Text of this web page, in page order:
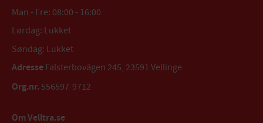
Man - Fre: 08:00 - 16:00
Lørdag: Lukket
Søndag: Lukket
Adresse Falsterbovägen 245, 23591 Vellinge
Org.nr. 556597-9712
Om Velltra.se